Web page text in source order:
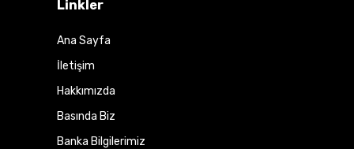
Linkler
Ana Sayfa
İletişim
Hakkımızda
Basında Biz
Banka Bilgilerimiz